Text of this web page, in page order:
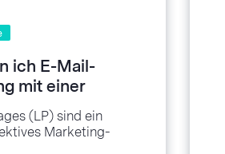
ich E-Mail-
mit einer
nutzen?
(LP) sind ein
Marketing-